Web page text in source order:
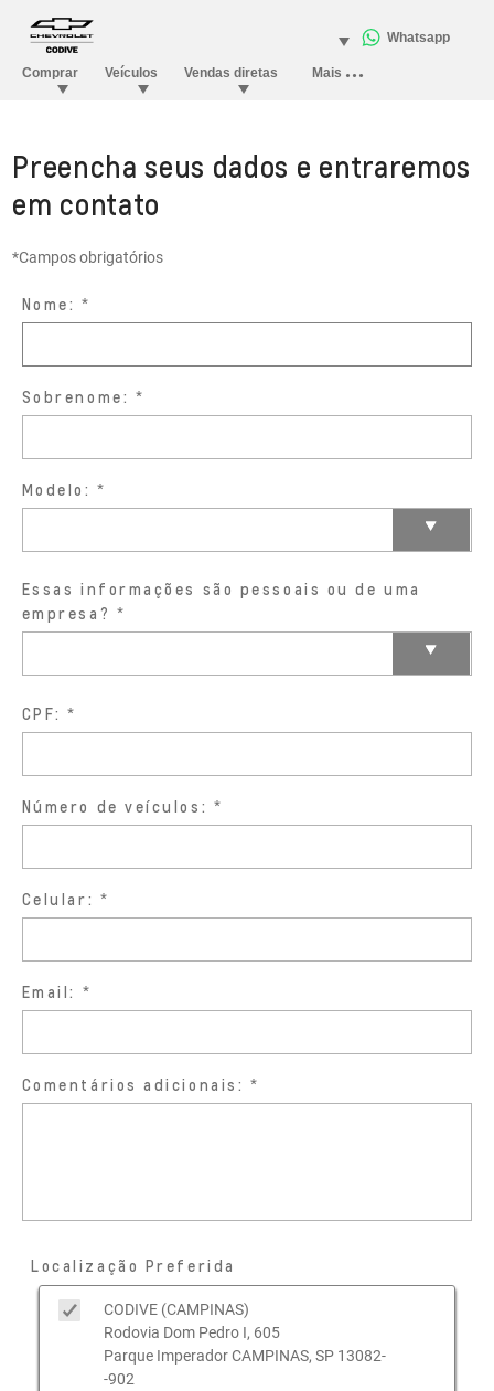
Preencha seus dados e entraremos
em contato
*Campos obrigatórios
Nome:
Sobrenome:
Modelo:
Essas informações são pessoais ou de uma
empresa?
CPF:
Número de veículos:
Celular:
Email:
Comentários adicionais:
Localização Preferida
CODIVE (CAMPINAS)
Rodovia Dom Pedro I, 605
Parque Imperador CAMPINAS, SP 13082-
-902